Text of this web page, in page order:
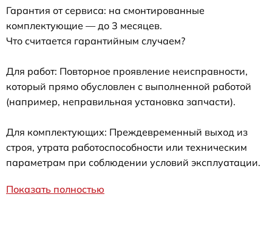
Гарантия от сервиса: на смонтированные
комплектующие — до 3 месяцев.
Что считается гарантийным случаем?
Для работ: Повторное проявление неисправности,
который прямо обусловлен с выполненной работой
(например, неправильная установка запчасти).
Для комплектующих: Преждевременный выход из
строя, утрата работоспособности или техническим
параметрам при соблюдении условий эксплуатации.
Показать полностью